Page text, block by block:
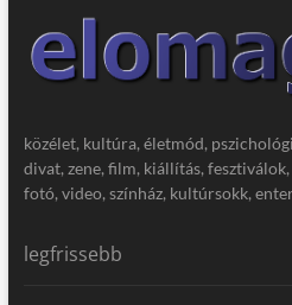
közélet, kultúra, életmód,
divat, zene, film, kiállítás,
fotó, video, színház, kultúrsokk,
legfrissebb